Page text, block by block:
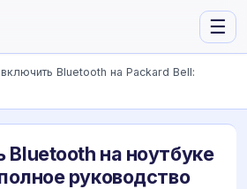
☰
Bluetooth на Packard Bell:
Bluetooth на ноутбуке
руководство